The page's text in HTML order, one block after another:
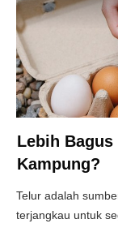
Lebih Bagus
Kampung?
Telur adalah
terjangkau untuk